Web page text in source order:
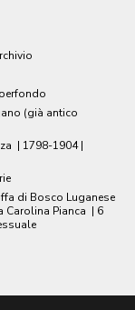
(già antico
| 1798-1904 |
di Bosco Luganese
Carolina Pianca | 6